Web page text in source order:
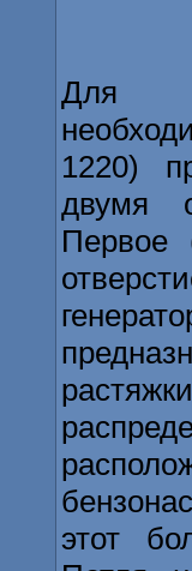
Для
1220)
двумя
Первое
этот